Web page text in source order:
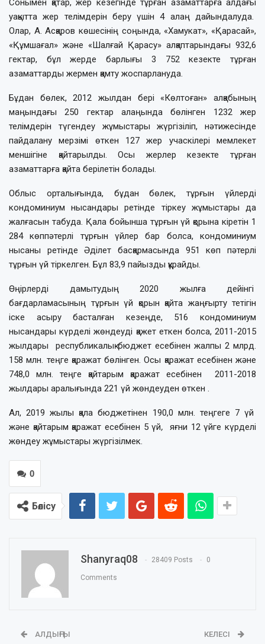
Сонымен қатар, жер кезегінде тұрған азаматтарға алдағы
уақытта жер телімдерін беру үшін 4 алаң дайындалуда.
Олар, А. Асқаров көшесінің соңында, «Хамукат», «Қарасай»,
«Құмшағал» және «Шалғай Қарасу» алқаптарындағы 932,6
гектар, бұл жерде барлығы 3 752 кезекте тұрған
азаматтарды жермен қамту жоспарлануда.
Бұдан бөлек, 2012 жылдан бері «Көлтоған» алқабының
маңындағы 250 гектар алаңында бөлінген 1232 жер
телімдерін түгендеу жұмыстары жүргізіліп, нәтижесінде
пайдалану мерзімі өткен 127 жер учаскілері мемлекет
меншігіне қайтарылды. Осы жерлер кезекте тұрған
азаматтарға қайта берілетін болады.
Облыс орталығында, бұдан бөлек, тұрғын үйлерді
кондоминиум нысандары ретінде тіркеу жұмыстары да
жалғасын табуда. Қала бойынша тұрғын үй қорына кіретін 1
284 көппәтерлі тұрғын үйлер бар болса, кондоминиум
нысаны ретінде Әділет басқармасында 951 көп пәтерлі
тұрғын үй тіркелген. Бұл 83,9 пайызды құрайды.
Өңірлерді дамытудың 2020 жылға дейінгі
бағдарламасының тұрғын үй қорын қайта жаңғырту тетігін
іске асыру басталған кезеңде, 516 кондоминиум
нысандары күрделі жөндеуді қажет еткен болса, 2011-2015
жылдары республикалық бюджет есебінен жалпы 2 млрд.
158 млн. теңге қаражат бөлінген. Осы қаражат есебінен және
748,0 млн. теңге қайтарым қаражат есебінен 2011-2018
жылдары аралығында 221 үй жөндеуден өткен .
Ал, 2019 жылы қала бюджетінен 190,0 млн. теңгеге 7 үй
және қайтарым қаражат есебінен 5 үй, яғни 12 үйге күрделі
жөндеу жұмыстары жүргізілмек.
0
Бөлісу
Shanyraq08 28409 Posts 0
Comments
АЛДЫҢҒЫ КЕЛЕСІ